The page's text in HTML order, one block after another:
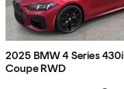
2025 BMW 4 Series 430i
Coupe RWD